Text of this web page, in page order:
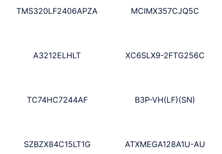
TMS320LF2406APZA MCIMX357CJQ5C
A3212ELHLT XC6SLX9-2FTG256C
TC74HC7244AF B3P-VH(LF)(SN)
SZBZX84C15LT1G ATXMEGA128A1U-AU